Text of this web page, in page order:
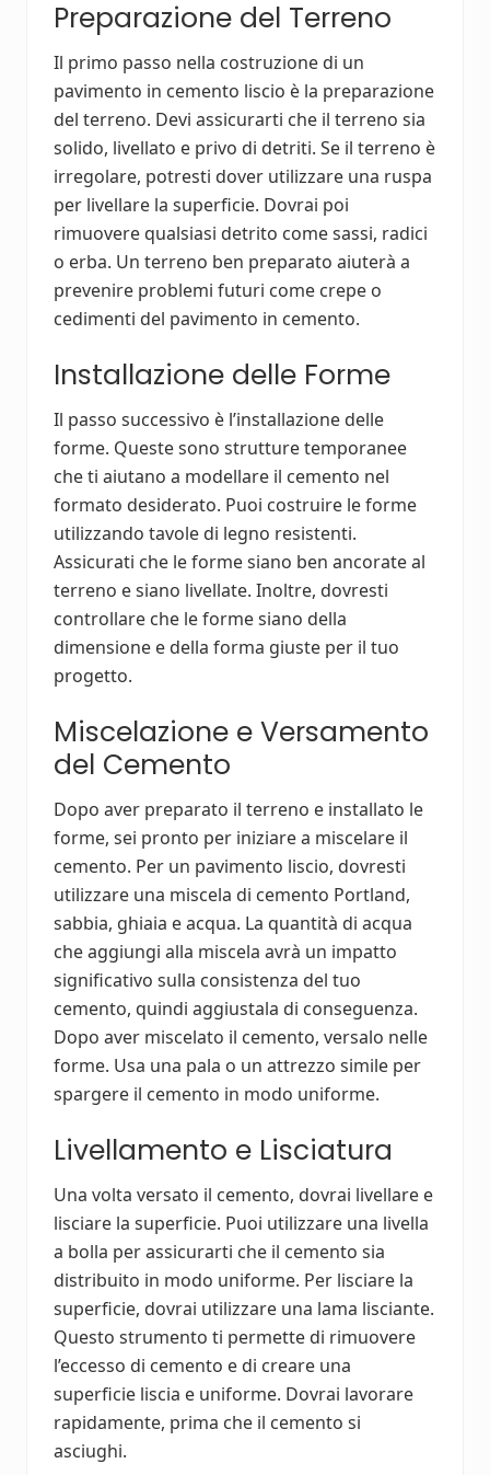
Preparazione del Terreno
Il primo passo nella costruzione di un
pavimento in cemento liscio è la preparazione
del terreno. Devi assicurarti che il terreno sia
solido, livellato e privo di detriti. Se il terreno è
irregolare, potresti dover utilizzare una ruspa
per livellare la superficie. Dovrai poi
rimuovere qualsiasi detrito come sassi, radici
o erba. Un terreno ben preparato aiuterà a
prevenire problemi futuri come crepe o
cedimenti del pavimento in cemento.
Installazione delle Forme
Il passo successivo è l’installazione delle
forme. Queste sono strutture temporanee
che ti aiutano a modellare il cemento nel
formato desiderato. Puoi costruire le forme
utilizzando tavole di legno resistenti.
Assicurati che le forme siano ben ancorate al
terreno e siano livellate. Inoltre, dovresti
controllare che le forme siano della
dimensione e della forma giuste per il tuo
progetto.
Miscelazione e Versamento
del Cemento
Dopo aver preparato il terreno e installato le
forme, sei pronto per iniziare a miscelare il
cemento. Per un pavimento liscio, dovresti
utilizzare una miscela di cemento Portland,
sabbia, ghiaia e acqua. La quantità di acqua
che aggiungi alla miscela avrà un impatto
significativo sulla consistenza del tuo
cemento, quindi aggiustala di conseguenza.
Dopo aver miscelato il cemento, versalo nelle
forme. Usa una pala o un attrezzo simile per
spargere il cemento in modo uniforme.
Livellamento e Lisciatura
Una volta versato il cemento, dovrai livellare e
lisciare la superficie. Puoi utilizzare una livella
a bolla per assicurarti che il cemento sia
distribuito in modo uniforme. Per lisciare la
superficie, dovrai utilizzare una lama lisciante.
Questo strumento ti permette di rimuovere
l’eccesso di cemento e di creare una
superficie liscia e uniforme. Dovrai lavorare
rapidamente, prima che il cemento si
asciughi.